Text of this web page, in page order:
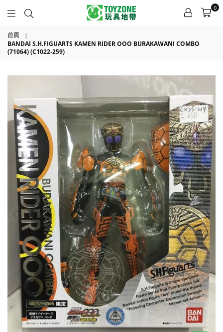
0
首頁
|
BANDAI S.H.FIGUARTS KAMEN RIDER OOO BURAKAWANI COMBO
(71064) (C1022-259)